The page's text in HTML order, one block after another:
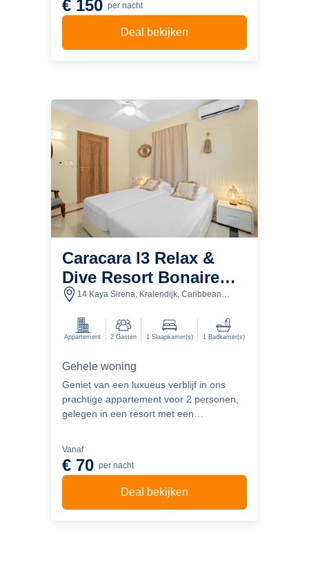
€ 150 per nacht
Deal bekijken
Caracara I3 Relax &
Dive Resort Bonaire
Village
14 Kaya Sirena, Kralendijk, Caribbean
Appartement 2 Gasten 1 Slaapkamer(s) 1 Badkamer(s)
Gehele woning
Geniet van een luxueus verblijf in ons
prachtige appartement voor 2 personen,
gelegen in een resort met een
alles wat u nodig heeft voor een
comfortabel verblijf, met een bruikbare
oppervlakte van ongeveer 62m2.
Vanaf
€ 70 per nacht
Deal bekijken